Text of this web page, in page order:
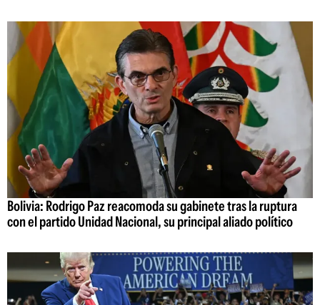
Bolivia: Rodrigo Paz reacomoda su gabinete tras la ruptura
con el partido Unidad Nacional, su principal aliado político